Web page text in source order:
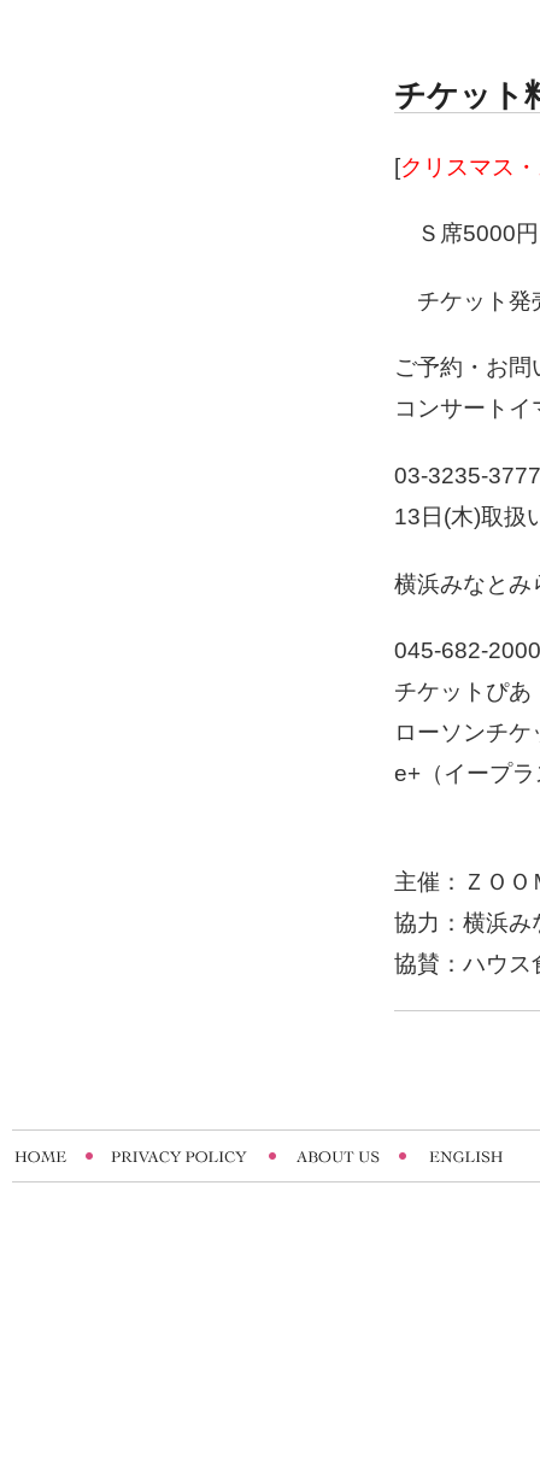
チケット
[クリスマス
Ｓ席5000
チケット発
ご予約・お問
コンサートイ
03-3235-
13日(木)取扱
横浜みなと
045-682-
チケットぴ
ローソンチ
e+（イープ
主催：ＺＯＯ
協力：横浜み
協賛：ハウス